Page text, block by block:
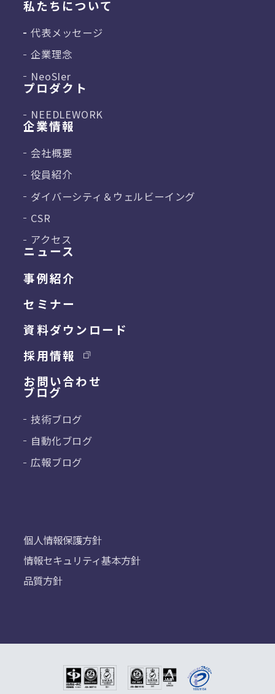
個人情報保護方針
情報セキュリティ基本方針
品質方針
ニュース
事例紹介
セミナー
資料ダウンロード
採用情報
お問い合わせ
私たちについて
代表メッセージ
企業理念
NeoSIer
プロダクト
NEEDLEWORK
企業情報
会社概要
役員紹介
ダイバーシティ＆ ウェルビーイング
CSR
アクセス
ブログ
技術ブログ
自動化ブログ
広報ブログ